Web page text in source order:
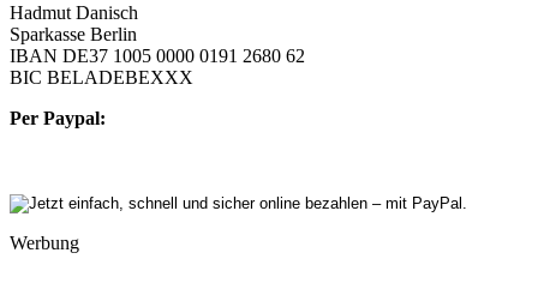
Hadmut Danisch
Sparkasse Berlin
IBAN DE37 1005 0000 0191 2680 62
BIC BELADEBEXXX
Per Paypal:
Werbung